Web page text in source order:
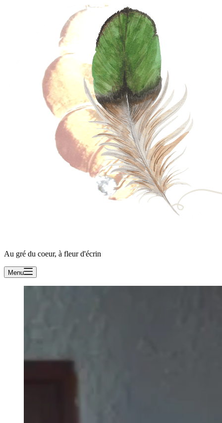
Au gré du coeur, à fleur d'écrin
Menu